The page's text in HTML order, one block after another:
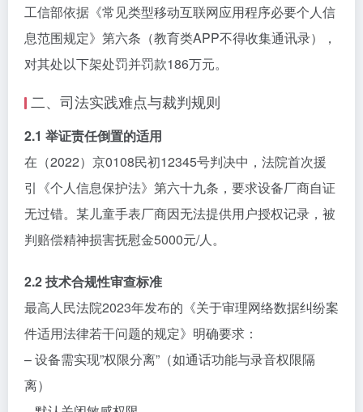
工信部依据《常见类型移动互联网应用程序必要个人信
息范围规定》第六条（教育类APP不得收集通讯录），
对其处以下架处罚并罚款186万元。
二、司法实践难点与裁判规则
2.1 举证责任倒置的适用
在（2022）京0108民初12345号判决中，法院首次援
引《个人信息保护法》第六十九条，要求设备厂商自证
无过错。某儿童手表厂商因无法提供用户授权记录，被
判赔偿精神损害抚慰金5000元/人。
2.2 技术合规性审查标准
最高人民法院2023年发布的《关于审理网络数据纠纷案
件适用法律若干问题的规定》明确要求：
– 设备需实现”权限分离”（如通话功能与录音权限隔
离）